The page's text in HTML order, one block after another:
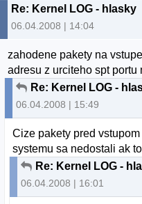
Re: Kernel LOG - hlasky
06.04.2008 | 14:04
zahodene pakety na
adresu z urciteho spt portu
Re: Kernel LOG -
06.04.2008 | 15:49
Cize pakety pred
systemu sa nedostali ak
Re: Kernel LOG -
06.04.2008 | 16:01